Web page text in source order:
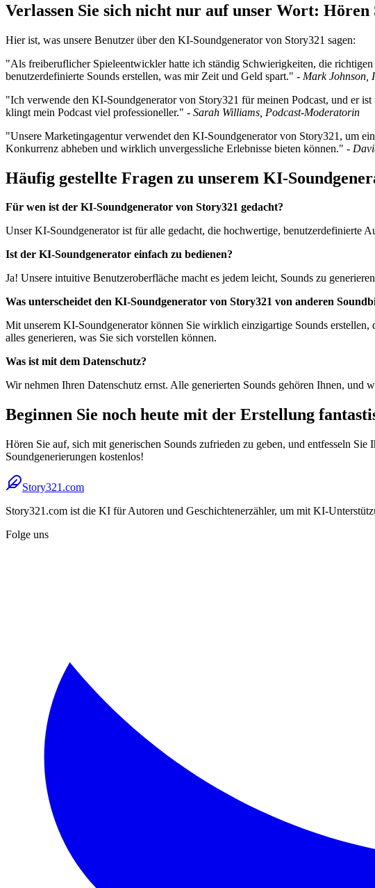
Verlassen Sie sich nicht nur auf unser Wort:
Hier ist, was unsere Benutzer über den KI-Soundgenerator von Story321 sagen:
"Als freiberuflicher Spieleentwickler hatte ich ständig Schwierigkeiten, die
benutzerdefinierte Sounds erstellen, was mir Zeit und Geld spart." - Mark Johnson,
"Ich verwende den KI-Soundgenerator von Story321 für meinen Podcast, und er
klingt mein Podcast viel professioneller." - Sarah Williams, Podcast-Moderatorin
"Unsere Marketingagentur verwendet den KI-Soundgenerator von Story321, um
Konkurrenz abheben und wirklich unvergessliche Erlebnisse bieten können." -
Häufig gestellte Fragen zu unserem KI-
Für wen ist der KI-Soundgenerator von Story321 gedacht?
Unser KI-Soundgenerator ist für alle gedacht, die hochwertige, benutzerdefinierte
Ist der KI-Soundgenerator einfach zu bedienen?
Ja! Unsere intuitive Benutzeroberfläche macht es jedem leicht, Sounds zu
Was unterscheidet den KI-Soundgenerator von Story321 von anderen
Mit unserem KI-Soundgenerator können Sie wirklich einzigartige Sounds
alles generieren, was Sie sich vorstellen können.
Was ist mit dem Datenschutz?
Wir nehmen Ihren Datenschutz ernst. Alle generierten Sounds gehören Ihnen, und
Beginnen Sie noch heute mit der Erstellung
Hören Sie auf, sich mit generischen Sounds zufrieden zu geben, und entfesseln
Soundgenerierungen kostenlos!
Story321.com
Story321.com ist die KI für Autoren und Geschichtenerzähler, um mit KI-
Folge uns